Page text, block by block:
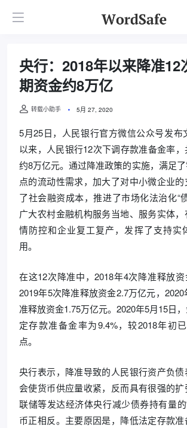
央行：2018年以来降准12
期资金约8万亿
转载小助手 5月 27, 2020
5月25日，人民银行官方微信公众号发布
以来，人民银行12次下调存款准备金率
约8万亿元。通过降准政策的实施，满足
点的流动性需求，加大了对中小微企业
了社会融资成本，推进了市场化法治化“
广大农村金融机构服务当地、服务实体
情防控和企业复工复产，发挥了支持实
用。
在这12次降准中，2018年4次降准释放资
2019年5次降准释放资金2.7万亿元，
准释放资金1.75万亿元。2020年5月15日
定存款准备金率为9.4%，较2018年初
点。
央行表示，降准导致的人民银行资产负
会使货币供应量收紧，反而具有很强的
联储等发达经济体央行减少债券持有量的
币正相反。主要原因是，降低法定存款